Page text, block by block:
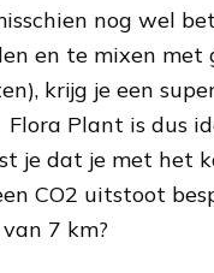
nog wel
en te mixen met
krijg je een
Flora Plant is dus
je dat je met het
CO2 uitstoot
7 km?